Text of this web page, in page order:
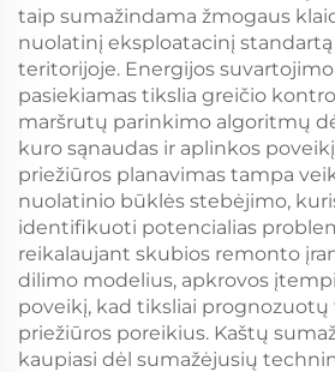
taip sumažindama žmogaus
nuolatinį eksploatacinį
teritorijoje. Energijos
pasiekiamas tikslia greičio
maršrutų parinkimo algoritmų
kuro sąnaudas ir aplinkos
priežiūros planavimas tampa
nuolatinio būklės stebėjimo,
identifikuoti potencialias
reikalaujant skubios remonto
dilimo modelius, apkrovos
poveikį, kad tiksliai
priežiūros poreikius. Kaštų
kaupiasi dėl sumažėjusių